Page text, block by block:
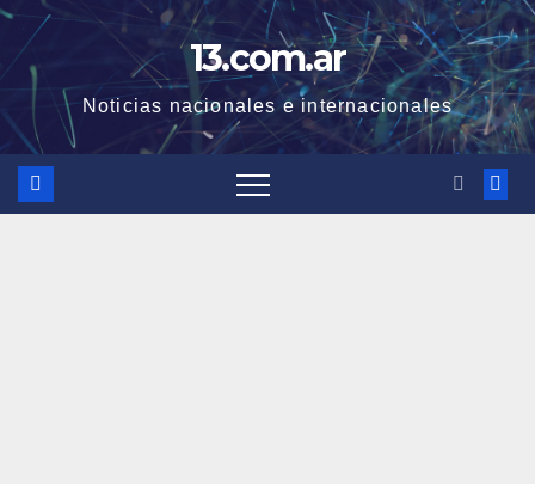
Skip
content
13.com.ar
Noticias nacionales e internacionales